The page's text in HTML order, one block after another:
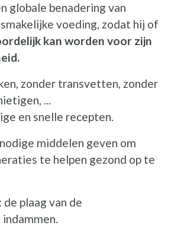
globale benadering van
voeding, zodat hij of
kan worden voor zijn
zonder transvetten, zonder
...
en snelle recepten.
middelen geven om
te helpen gezond op te
: de plaag van de